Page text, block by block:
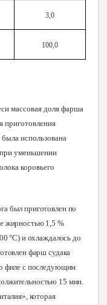
3,0
100,0
массовая доля фарша
приготовления
использована
при уменьшении
коровьего
был приготовлен по
жирностью 1,5 %
°С) и охлаждалось до
фарш судака
филе с последующим
15 мин.
которая